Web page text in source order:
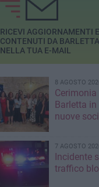
RICEVI AGGIORNAMENTI E
CONTENUTI DA BARLETTA
NELLA TUA E-MAIL
8 AGOSTO
Barletta
nuove
7 AGOSTO
Incidente
traffico